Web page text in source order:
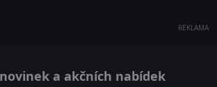
REKLAMA
a akčních nabídek